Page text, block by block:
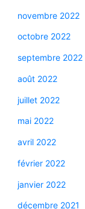
novembre 2022
octobre 2022
septembre 2022
août 2022
juillet 2022
mai 2022
avril 2022
février 2022
janvier 2022
décembre 2021